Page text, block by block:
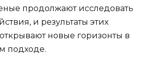
продолжают исследовать
и результаты этих
новые горизонты в
подходе.